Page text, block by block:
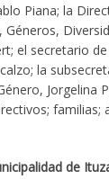
Piana; la
el secretario
la
Jorgelina
familias;
de